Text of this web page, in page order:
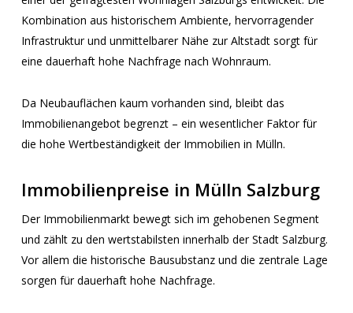
Kombination aus historischem Ambiente, hervorragender
Infrastruktur und unmittelbarer Nähe zur Altstadt sorgt für
eine dauerhaft hohe Nachfrage nach Wohnraum.
Da Neubauflächen kaum vorhanden sind, bleibt das
Immobilienangebot begrenzt – ein wesentlicher Faktor für
die hohe Wertbeständigkeit der Immobilien in Mülln.
Immobilienpreise in Mülln Salzburg
Der Immobilienmarkt bewegt sich im gehobenen Segment
und zählt zu den wertstabilsten innerhalb der Stadt Salzburg.
Vor allem die historische Bausubstanz und die zentrale Lage
sorgen für dauerhaft hohe Nachfrage.